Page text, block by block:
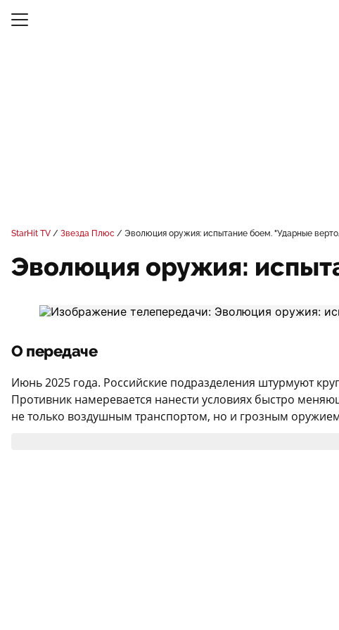
StarHit TV Звезда Плюс Эволюция оружия: испытание боем. "Ударные
Эволюция оружия:
О передаче
Июнь 2025 года. Российские подразделения штурмуют
Противник намеревается нанести условиях быстро
не только воздушным транспортом, но и грозным